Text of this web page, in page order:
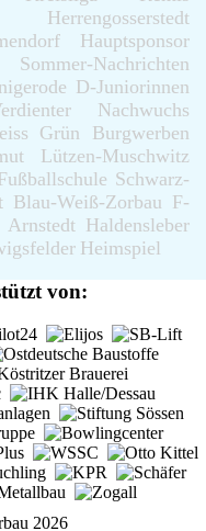
Herrengosserstedt
Hauptsponsor
Sommer-Nachrichten
D-Juniorinnen
Nachwuchs
Grün
Burgwerben
Lützen-Muschwitz
Schwarz-
Blau-Weiß-Zorbau F-
Arnstedt Haldensleber
Heimspiel
von:
2026